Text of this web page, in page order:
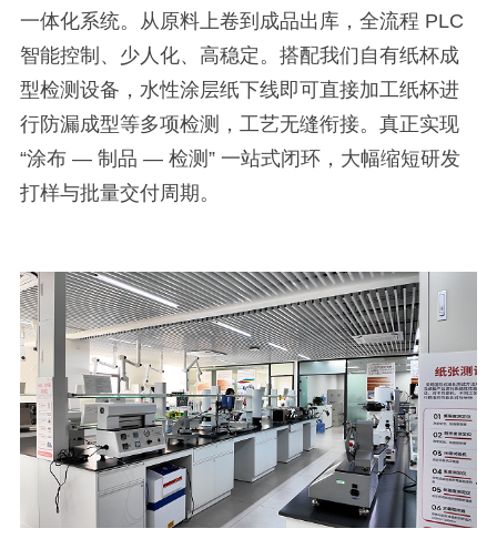
一体化系统。从原料上卷到成品出库，全流程 PLC
智能控制、少人化、高稳定。搭配我们自有纸杯成
型检测设备，水性涂层纸下线即可直接加工纸杯进
行防漏成型等多项检测，工艺无缝衔接。真正实现
“涂布— 制品 — 检测 ” 一站式闭环，大幅缩短研发
打样与批量交付周期。